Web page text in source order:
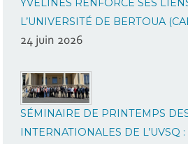
YVELINES RENFORCE SES
L’UNIVERSITÉ DE BERTOUA
24 juin 2026
SÉMINAIRE DE PRINTEMPS
INTERNATIONALES DE L’UVSQ